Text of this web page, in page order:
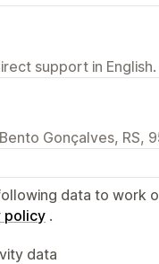
support in English.
Gonçalves, RS,
data to work
policy .
data